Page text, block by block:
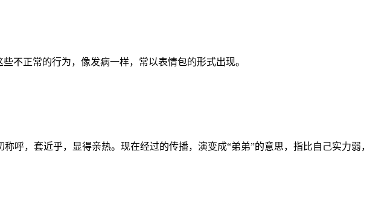
不正常的行为，像发病一样，常以表情包的形式出现。
呼，套近乎，显得亲热。现在经过的传播，演变成“弟弟”的意思，指比自己实力弱